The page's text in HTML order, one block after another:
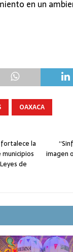
en un
OAXACA
la
de
imagen